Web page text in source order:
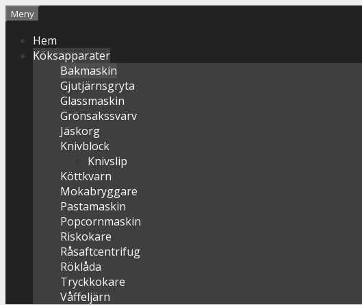
Hoppa
innehåll
Meny
Hem
Köksapparater
Bakmaskin
Gjutjärnsgryta
Glassmaskin
Grönsakssvarv
Jäskorg
Knivblock
Knivslip
Köttkvarn
Mokabryggare
Pastamaskin
Popcornmaskin
Riskokare
Råsaftcentrifug
Röklåda
Tryckkokare
Våffeljärn